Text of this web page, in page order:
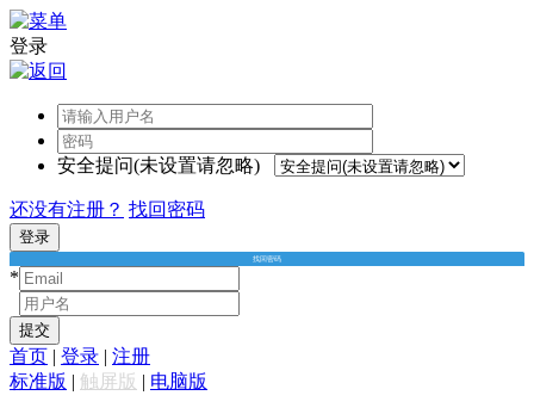
登录
安全提问(未设置请忽略)
还没有注册？ 找回密码
登录
找回密码
*
提交
首页 | 登录 | 注册
标准版 | 触屏版 | 电脑版